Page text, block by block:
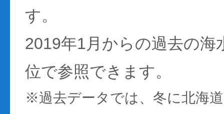
す。
2019年1月からの過去の海
位で参照できます。
※過去データでは、冬に北海